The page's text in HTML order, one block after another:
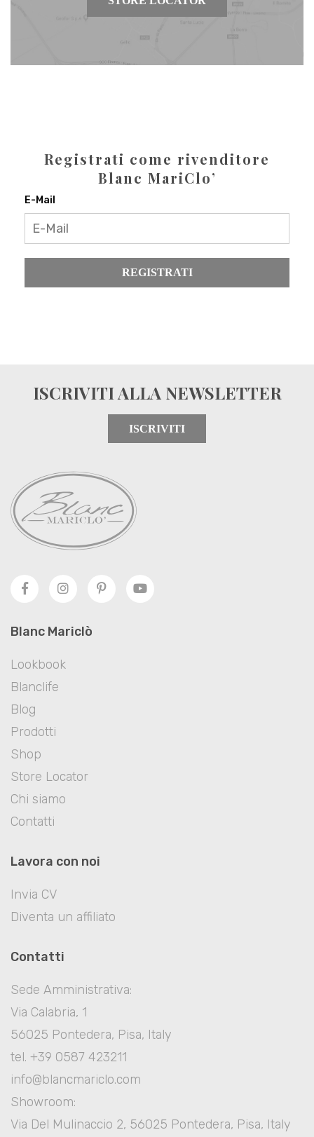
Registrati come rivenditore
Blanc MariClo’
E-Mail
REGISTRATI
ISCRIVITI ALLA NEWSLETTER
ISCRIVITI
Blanc Mariclò
Lookbook
Blanclife
Blog
Prodotti
Shop
Store Locator
Chi siamo
Contatti
Lavora con noi
Invia CV
Diventa un affiliato
Contatti
Sede Amministrativa:
Via Calabria, 1
56025 Pontedera, Pisa, Italy
tel. +39 0587 423211
info@blancmariclo.com
Showroom:
Via Del Mulinaccio 2, 56025 Pontedera, Pisa, Italy